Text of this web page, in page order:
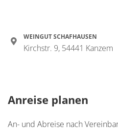
WEINGUT SCHAFHAUSEN
Kirchstr. 9, 54441 Kanzem
Anreise planen
An- und Abreise nach